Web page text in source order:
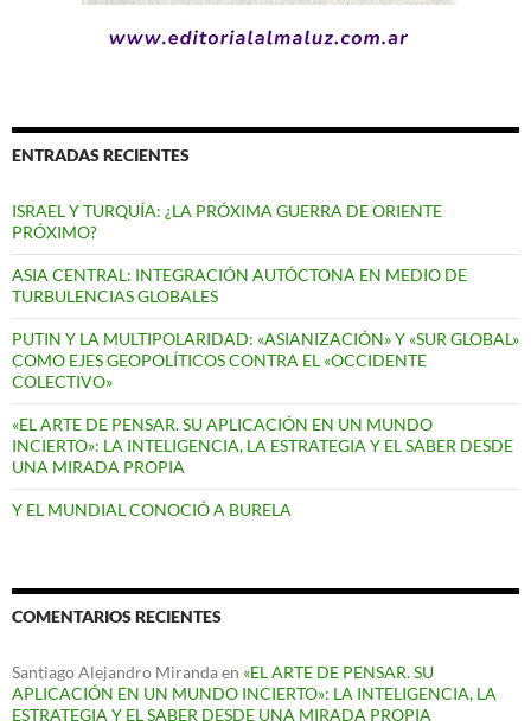
ENTRADAS RECIENTES
ISRAEL Y TURQUÍA: ¿LA PRÓXIMA GUERRA DE ORIENTE
PRÓXIMO?
ASIA CENTRAL: INTEGRACIÓN AUTÓCTONA EN MEDIO DE
TURBULENCIAS GLOBALES
PUTIN Y LA MULTIPOLARIDAD: «ASIANIZACIÓN» Y «SUR GLOBAL»
COMO EJES GEOPOLÍTICOS CONTRA EL «OCCIDENTE
COLECTIVO»
«EL ARTE DE PENSAR. SU APLICACIÓN EN UN MUNDO
INCIERTO»: LA INTELIGENCIA, LA ESTRATEGIA Y EL SABER DESDE
UNA MIRADA PROPIA
Y EL MUNDIAL CONOCIÓ A BURELA
COMENTARIOS RECIENTES
Santiago Alejandro Mirandaen «EL ARTE DE PENSAR. SU
APLICACIÓN EN UN MUNDO INCIERTO»: LA INTELIGENCIA, LA
ESTRATEGIA Y EL SABER DESDE UNA MIRADA PROPIA